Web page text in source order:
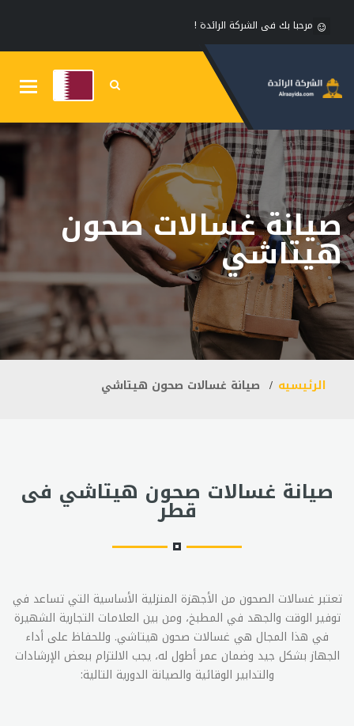
مرحبا بك فى الشركة الرائدة !
صيانة غسالات صحون
هيتاشي
الرئيسيه صيانة غسالات صحون هيتاشي
صيانة غسالات صحون هيتاشي فى
قطر
تعتبر غسالات الصحون من الأجهزة المنزلية الأساسية التي تساعد في
توفير الوقت والجهد في المطبخ، ومن بين العلامات التجارية الشهيرة
في هذا المجال هي غسالات صحون هيتاشي. وللحفاظ على أداء
الجهاز بشكل جيد وضمان عمر أطول له، يجب الالتزام ببعض الإرشادات
والتدابير الوقائية والصيانة الدورية التالية: